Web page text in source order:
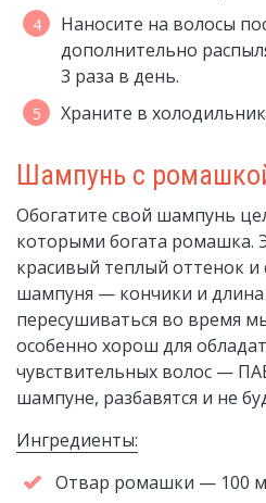
Наносите на волосы
дополнительно
3 раза в день.
Храните в
Шампунь с
Обогатите свой шампунь
которыми богата ромашка.
красивый теплый оттенок и
шампуня — кончики и длина
пересушиваться во время
особенно хорош для
чувствительных волос —
шампуне, разбавятся и не
Ингредиенты:
Отвар ромашки — 100